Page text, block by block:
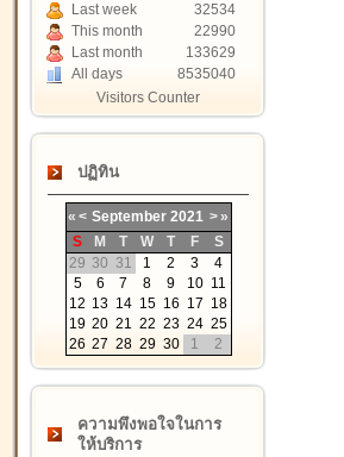
Last week
32534
This month
22990
Last month
133629
All days
8535040
Visitors Counter
ปฏิทิน
« < September 2021 >»
S
M T W T F
S
29 30 31 1 2 3
4
5
6 7 8 9 10 11
12 13 14 15 16 17 18
19 20 21 22 23 24 25
26 27 28 29 30 1 2
ความพึงพอใจในการ
ให้บริการ